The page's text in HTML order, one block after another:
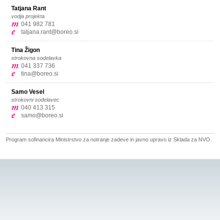
Tatjana Rant
vodja projekta
041 982 781
tatjana.rant@boreo.si
Tina Žigon
strokovna sodelavka
041 337 736
tina@boreo.si
Samo Vesel
strokovni sodelavec
040 413 315
samo@boreo.si
Program sofinancira Ministrstvo za notranje zadeve in javno upravo iz Sklada za NVO.